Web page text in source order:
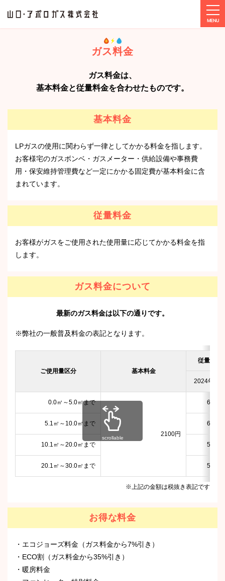
2024年8月ガス料金
ガス料金
ガス料金は、
基本料金と従量料金を合わせたものです。
基本料金
LPガスの使用に関わらず一律としてかかる料金を指します。
お客様宅のガスボンベ・ガスメーター・供給設備や事務費
用・保安維持管理費など一定にかかる固定費が基本料金に含
まれています。
従量料金
お客様がガスをご使用された使用量に応じてかかる料金を指
します。
ガス料金について
最新のガス料金は以下の通りです。
※弊社の一般普及料金の表記となります。
ご使用量区分 基本料金
従量料金
2024年7月
0.0㎥～5.0㎥まで
2100円
666円
5.1㎥～10.0㎥まで 636円
10.1㎥～20.0㎥まで 566円
20.1㎥～30.0㎥まで 526円
scrollable
※上記の金額は税抜き表記です
お得な料金
・エコジョーズ料金（ガス料金から7%引き）
・ECO割（ガス料金から35%引き）
・暖房料金